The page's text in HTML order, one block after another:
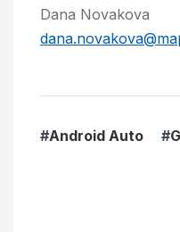
Dana Novakova
#Android Auto #